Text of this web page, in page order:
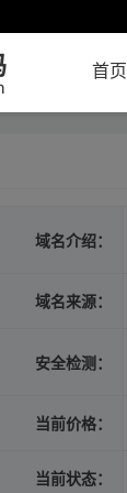
首页
域名介绍：
域名来源：
安全检测：
当前价格：
当前状态：